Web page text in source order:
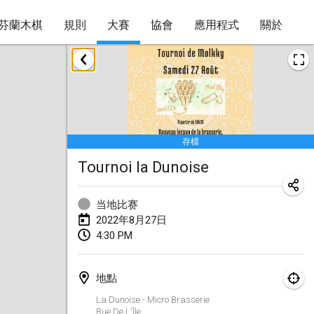
蘭木棋 規則 大賽 協會 應用程式 關於
存檔
Tournoi la Dunoise
当地比赛
2022年8月27日
4:30 PM
地點
La Dunoise - Micro Brasserie
Rue De L'Île
2022年1月
Tournoi Mixte ASPTTOM
2022年1月22日|法國
KKS Halli Duppeli
2022年1月22日|芬蘭
Mölkky Tournament - Doubles
2022年1月22日
The Mölkky Tournament 2nd